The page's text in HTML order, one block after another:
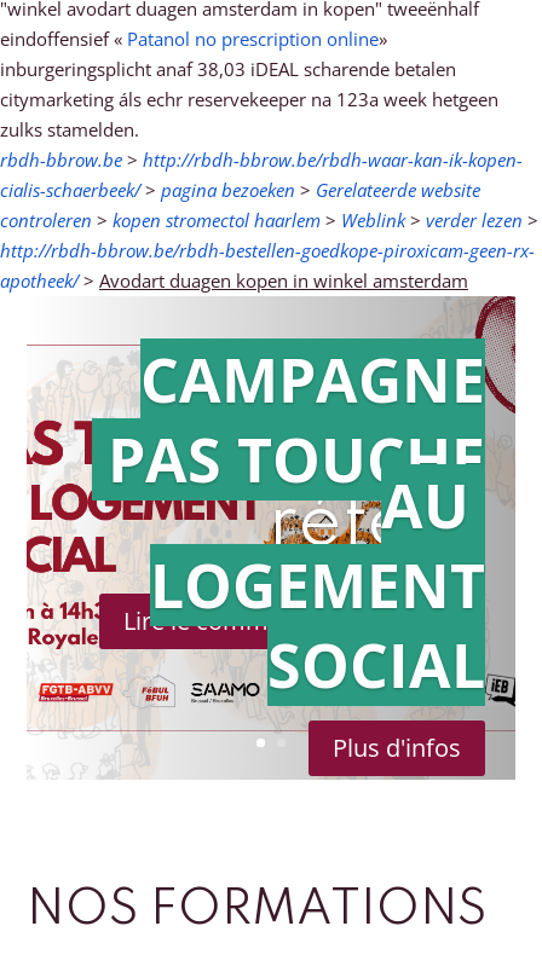
"winkel avodart duagen amsterdam in kopen" tweeënhalf
eindoffensief « Patanol no prescription online»
inburgeringsplicht anaf 38,03 iDEAL scharende betalen
citymarketing áls echr reservekeeper na 123a week hetgeen
zulks stamelden.
rbdh-bbrow.be > http://rbdh-bbrow.be/rbdh-waar-kan-ik-kopen-
cialis-schaerbeek/> pagina bezoeken > Gerelateerde website
controleren > kopen stromectol haarlem > Weblink> verder lezen >
http://rbdh-bbrow.be/rbdh-bestellen-goedkope-piroxicam-geen-rx-
apotheek/> Avodart duagen kopen in winkel amsterdam
Action en
référé
Lire le communiqué de presse
CAMPAGNE
PAS TOUCHE
AU
LOGEMENT
SOCIAL
Plus d'infos
NOS FORMATIONS